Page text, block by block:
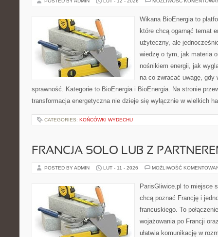
Wikana BioEnergia to
które chcą ogarnąć temat
użyteczny, ale
wiedzę o tym, jak materia
nośnikiem energii, jak
na co zwracać uwagę, gdy
sprawność. Kategorie to BioEnergia i BioEnergia. Na stronie
transformacja energetyczna nie dzieje się wyłącznie w wielkich
CATEGORIES: KOŃCÓWKI WYDECHU
FRANCJA SOLO LUB Z
POSTED BY ADMIN LUT - 11 - 2026 MOŻLIWOŚĆ
ParisGliwice.pl to miejsce
chcą poznać Francję i
francuskiego. To
wojażowania po Francji
ułatwia komunikację w